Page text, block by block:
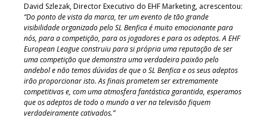
David Szlezak, Director Executivo do EHF Marketing, acrescentou:
“Do ponto de vista da marca, ter um evento de tão grande
visibilidade organizado pelo SL Benfica é muito emocionante para
nós, para a competição, para os jogadores e para os adeptos. A EHF
European League construiu para si própria uma reputação de ser
uma competição que demonstra uma verdadeira paixão pelo
andebol e não temos dúvidas de que o SL Benfica e os seus adeptos
irão proporcionar isto. As finais prometem ser extremamente
competitivas e, com uma atmosfera fantástica garantida, esperamos
que os adeptos de todo o mundo a ver na televisão fiquem
verdadeiramente cativados.”